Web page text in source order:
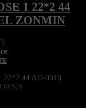
1 22*2 44
ZONMIN